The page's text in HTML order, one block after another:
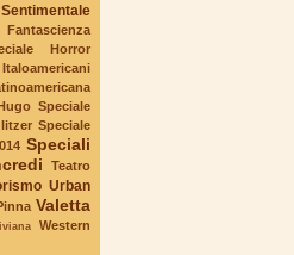
Sentimentale
Fantascienza
Horror
Speciale
Speciale
Speciali
Teatro
Urban
Valetta
Western